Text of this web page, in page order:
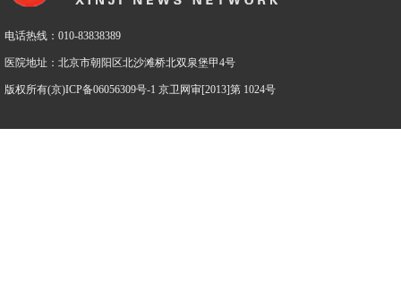
电话热线：010-83838389
医院地址：北京市朝阳区北沙滩桥北双泉堡甲4号
版权所有(京)ICP备06056309号-1 京卫网审[2013]第 1024号